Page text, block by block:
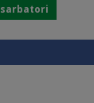
sarbatori